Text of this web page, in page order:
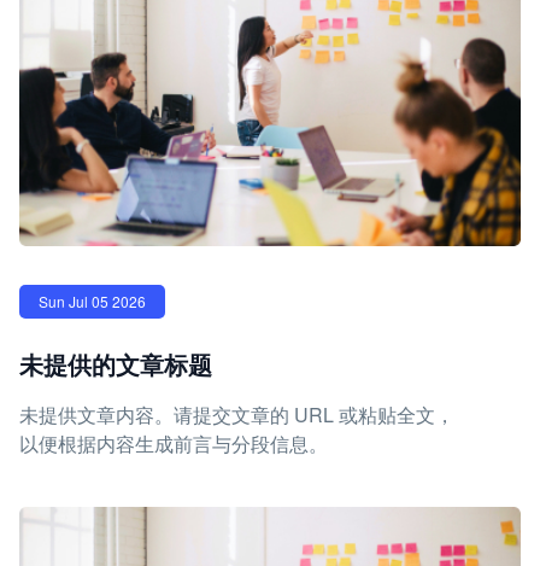
Sun Jul 05 2026
未提供的文章标题
未提供文章内容。请提交文章的 URL 或粘贴全文，
以便根据内容生成前言与分段信息。